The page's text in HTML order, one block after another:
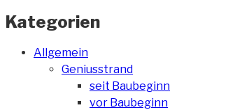
Kategorien
Allgemein
Geniusstrand
seit Baubeginn
vor Baubeginn